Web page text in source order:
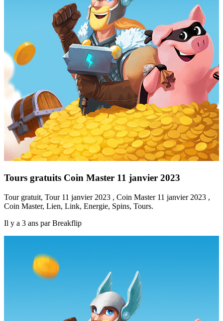
Tours gratuits Coin Master 11 janvier 2023
Tour gratuit, Tour 11 janvier 2023 , Coin Master 11 janvier 2023 ,
Coin Master, Lien, Link, Energie, Spins, Tours.
Il y a 3 ans par Breakflip